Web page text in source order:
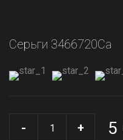
Серьги 3466720Са
- + 5